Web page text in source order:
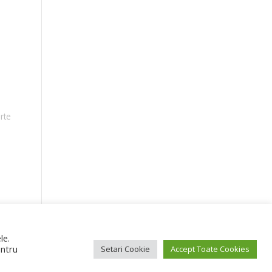
și Instalațiilor de RidicatSetari Cookie Accept Toate Cookies